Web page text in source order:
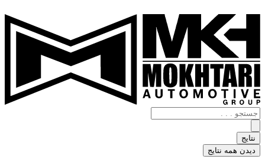
جستجو
.
.
.
نتایج
دیدن همه نتایج